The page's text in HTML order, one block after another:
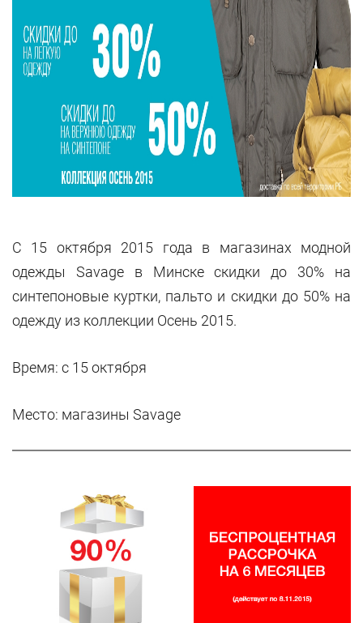
С 15 октября 2015 года в магазинах модной
одежды Savage в Минске скидки до 30% на
синтепоновые куртки, пальто и скидки до 50% на
одежду из коллекции Осень 2015.
Время: с 15 октября
Место: магазины Savage